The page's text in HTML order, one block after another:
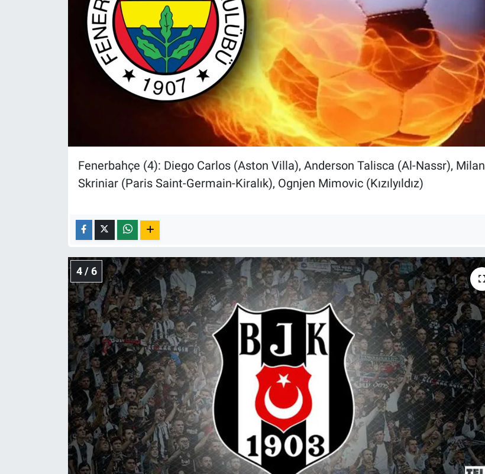
Fenerbahçe (4): Diego Carlos (Aston Villa), Anderson Talisca (Al-Nassr), Milan
Skriniar (Paris Saint-Germain-Kiralık), Ognjen Mimovic (Kızılyıldız)
4 / 6